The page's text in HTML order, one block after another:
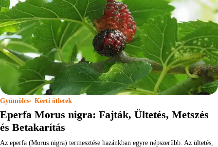
Gyümölcs Kerti ötletek
Eperfa Morus nigra: Fajták, Ültetés, Metszés
és Betakarítás
Az eperfa (Morus nigra) termesztése hazánkban egyre népszerűbb. Az ültetés,